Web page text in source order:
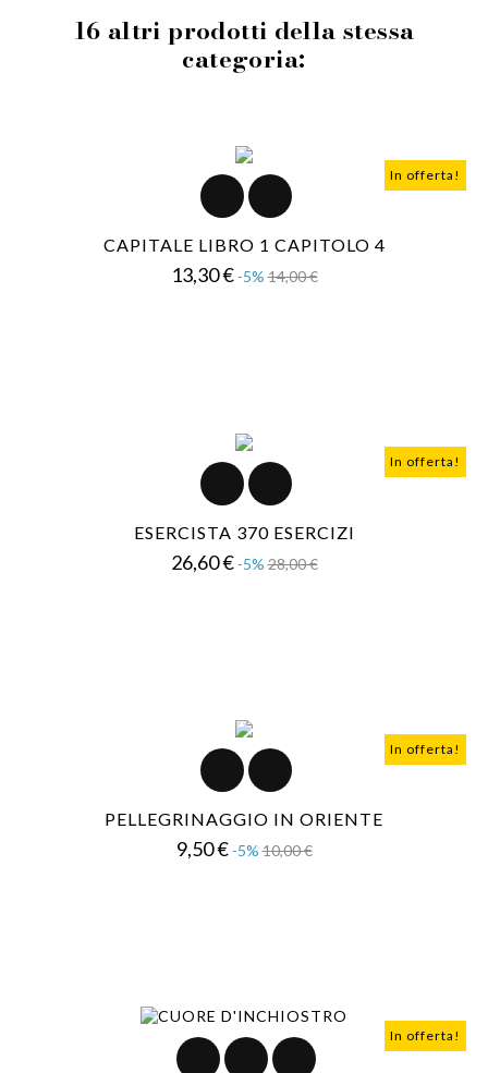
16 altri prodotti della stessa
categoria:
In offerta!
CAPITALE LIBRO 1 CAPITOLO 4
13,30 € Prezzo
-5% 14,00 €Prezzo
In offerta!
ESERCISTA 370 ESERCIZI
26,60 € Prezzo
-5% 28,00 €Prezzo
In offerta!
PELLEGRINAGGIO IN ORIENTE
9,50 € Prezzo
-5% 10,00 €Prezzo
In offerta!